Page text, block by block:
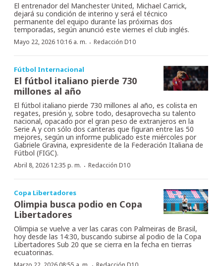
El entrenador del Manchester United, Michael Carrick,
dejará su condición de interino y será el técnico
permanente del equipo durante las próximas dos
temporadas, según anunció este viernes el club inglés.
Mayo 22, 2026 10:16 a. m. · Redacción D10
Fútbol Internacional
El fútbol italiano pierde 730
millones al año
El fútbol italiano pierde 730 millones al año, es colista en
regates, presión y, sobre todo, desaprovecha su talento
nacional, opacado por el gran peso de extranjeros en la
Serie A y con sólo dos canteras que figuran entre las 50
mejores, según un informe publicado este miércoles por
Gabriele Gravina, expresidente de la Federación Italiana de
Fútbol (FIGC).
Abril 8, 2026 12:35 p. m. · Redacción D10
Copa Libertadores
Olimpia busca podio en Copa
Libertadores
Olimpia se vuelve a ver las caras con Palmeiras de Brasil,
hoy desde las 14:30, buscando subirse al podio de la Copa
Libertadores Sub 20 que se cierra en la fecha en tierras
ecuatorinas.